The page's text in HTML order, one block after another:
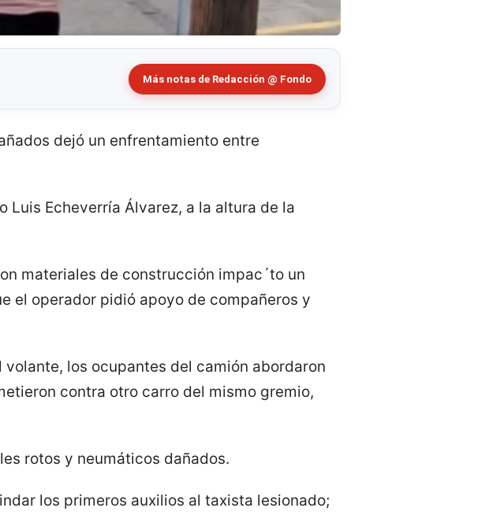
Más notas de Redacción @ Fondo
dejó un enfrentamiento entre
Luis Echeverría Álvarez, a la altura de la
materiales de construcción impac´to un
el operador pidió apoyo de compañeros y
los ocupantes del camión abordaron
contra otro carro del mismo gremio,
rotos y neumáticos dañados.
los primeros auxilios al taxista lesionado;